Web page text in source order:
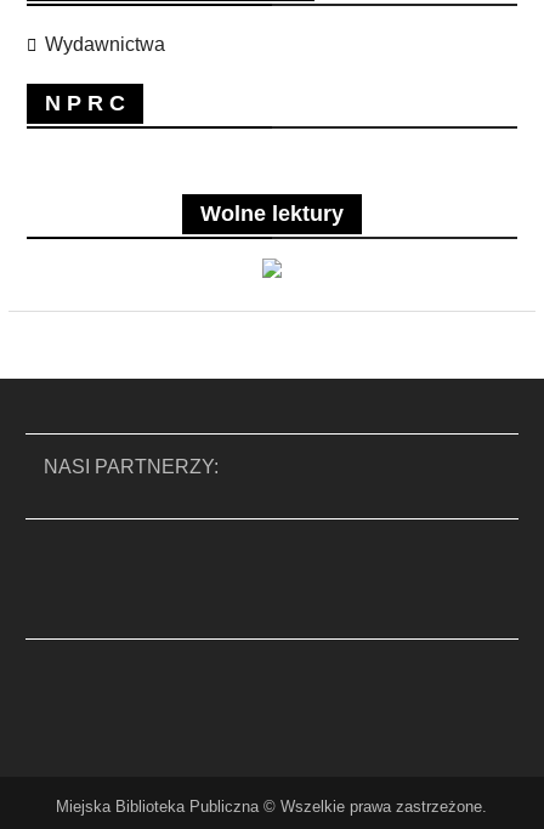
Wydawnictwa
N P R C
Wolne lektury
NASI PARTNERZY:
Miejska Biblioteka Publiczna © Wszelkie prawa zastrzeżone.